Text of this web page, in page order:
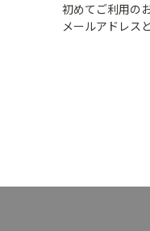
初めてご利用の
メールアドレス